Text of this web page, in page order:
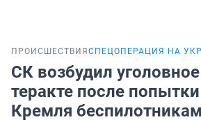
ПРОИСШЕСТВИЯ СПЕЦОПЕРАЦИЯ НА
СК возбудил
теракте после
Кремля